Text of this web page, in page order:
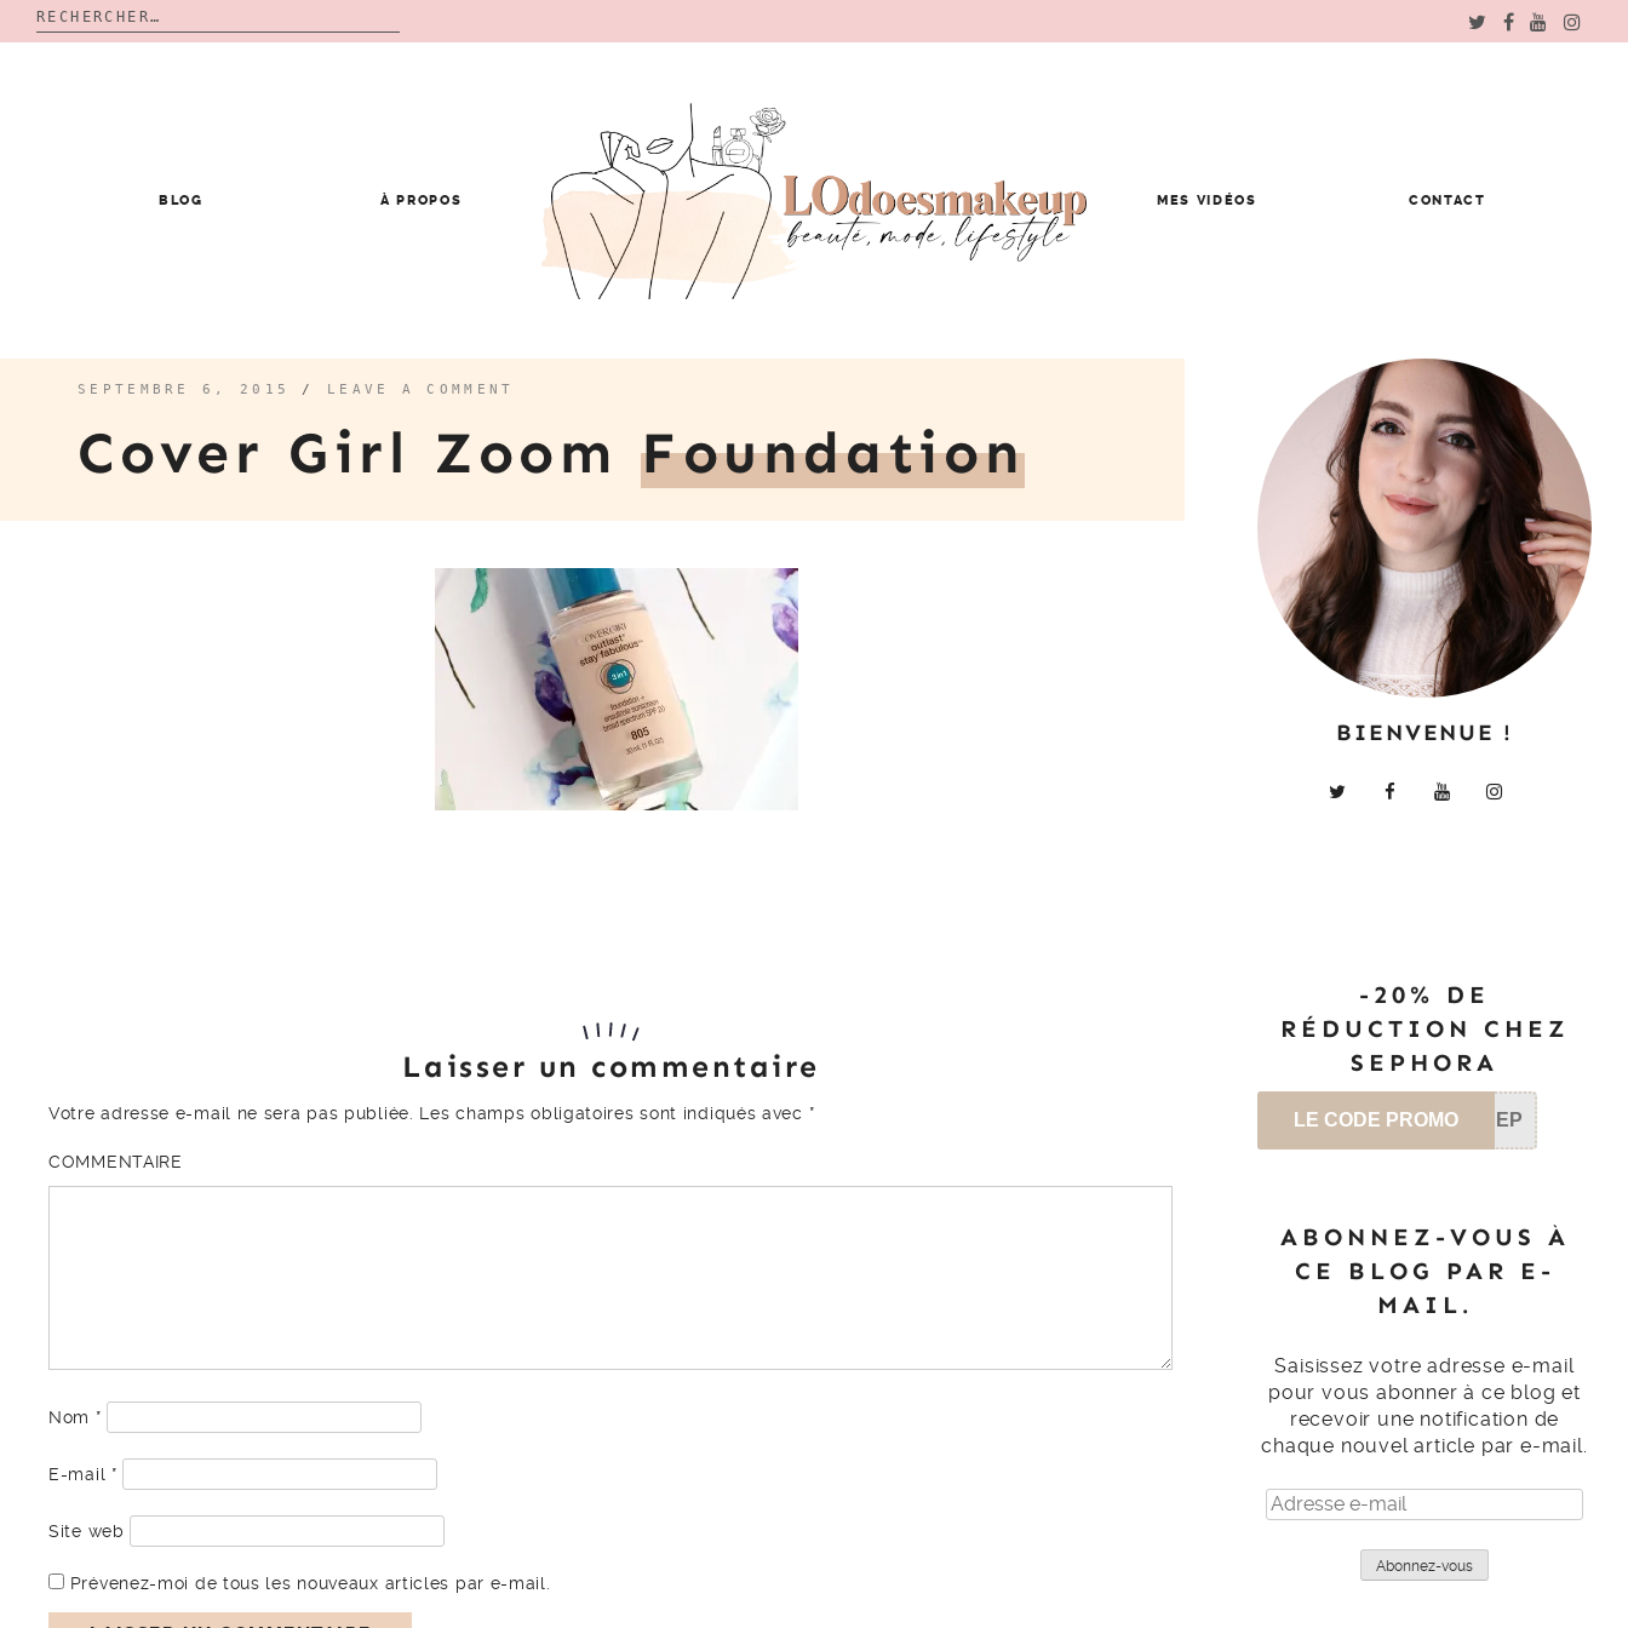
Rechercher :
BLOG À PROPOS MES VIDÉOS CONTACT
SEPTEMBRE 6, 2015 / LEAVE A COMMENT
Cover Girl Zoom Foundation
Laisser un commentaire
Votre adresse e-mail ne sera pas publiée. Les champs obligatoires sont indiqués avec *
COMMENTAIRE
Nom *
E-mail *
Site web
Prévenez-moi de tous les nouveaux articles par e-mail.
BIENVENUE !
-20% DE
RÉDUCTION CHEZ
SEPHORA
LE CODE PROMO SEP
ABONNEZ-VOUS À
CE BLOG PAR E-
MAIL.
Saisissez votre adresse e-mail
pour vous abonner à ce blog et
recevoir une notification de
chaque nouvel article par e-mail.
Adresse
e-
Abonnez-vous